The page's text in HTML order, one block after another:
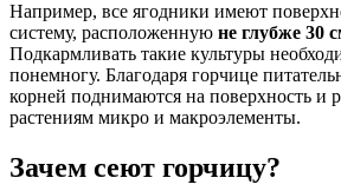
Например, все ягодники имеют
систему, расположенную не глубже 30
Подкармливать такие культуры
понемногу. Благодаря горчице
корней поднимаются на поверхность и
растениям микро и макроэлементы.
Зачем сеют горчицу?